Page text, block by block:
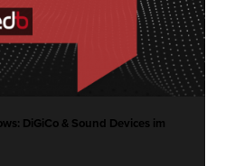
DiGiCo & Sound Devices im